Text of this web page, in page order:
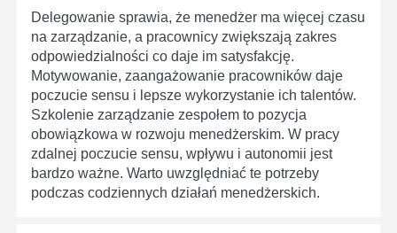
Delegowanie sprawia, że menedżer ma więcej czasu
na zarządzanie, a pracownicy zwiększają zakres
odpowiedzialności co daje im satysfakcję.
Motywowanie, zaangażowanie pracowników daje
poczucie sensu i lepsze wykorzystanie ich talentów.
Szkolenie zarządzanie zespołem to pozycja
obowiązkowa w rozwoju menedżerskim. W pracy
zdalnej poczucie sensu, wpływu i autonomii jest
bardzo ważne. Warto uwzględniać te potrzeby
podczas codziennych działań menedżerskich.